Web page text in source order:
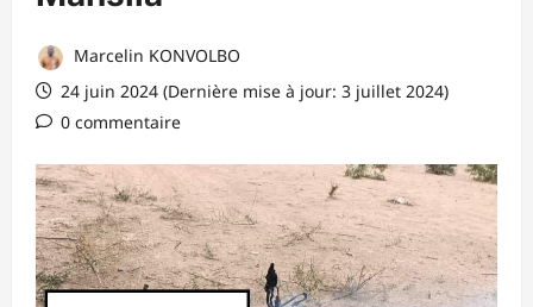
Marcelin KONVOLBO
24 juin 2024 (Dernière mise à jour: 3 juillet 2024)
0 commentaire